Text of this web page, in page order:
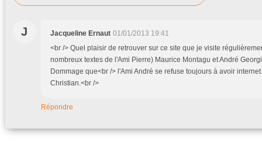
J Jacqueline Ernaut 01/01/2013 19:41
<br /> Quel plaisir de retrouver sur ce site que je visite
nombreux textes de l'Ami Pierre) Maurice Montagu et André
Dommage que<br /> l'Ami André se refuse toujours à avoir
Christian.<br />
Répondre